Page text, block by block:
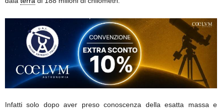
Infatti solo dopo aver preso conoscenza della esatta massa e